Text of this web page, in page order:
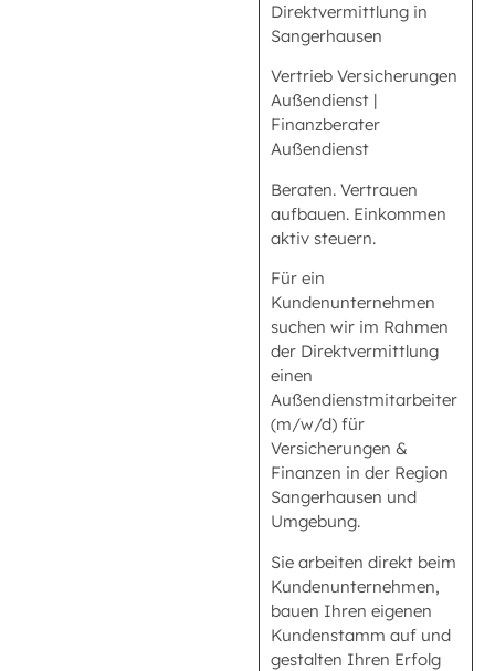
Direktvermittlung in
Sangerhausen
Vertrieb Versicherungen
Außendienst |
Finanzberater
Außendienst
Beraten. Vertrauen
aufbauen. Einkommen
aktiv steuern.
Für ein
Kundenunternehmen
suchen wir im Rahmen
der Direktvermittlung
einen
Außendienstmitarbeiter
(m/w/d) für
Versicherungen &
Finanzen in der Region
Sangerhausen und
Umgebung.
Sie arbeiten direkt beim
Kundenunternehmen,
bauen Ihren eigenen
Kundenstamm auf und
gestalten Ihren Erfolg